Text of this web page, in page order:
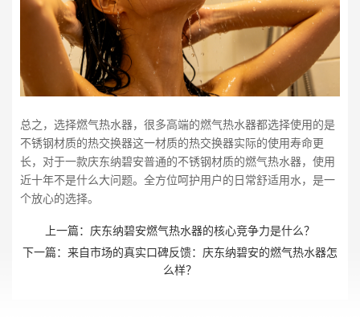
总之，选择燃气热水器，很多高端的燃气热水器都选择使用的是
不锈钢材质的热交换器这一材质的热交换器实际的使用寿命更
长，对于一款庆东纳碧安普通的不锈钢材质的燃气热水器，使用
近十年不是什么大问题。全方位呵护用户的日常舒适用水，是一
个放心的选择。
上一篇： 庆东纳碧安燃气热水器的核心竞争力是什么？
下一篇： 来自市场的真实口碑反馈：庆东纳碧安的燃气热水器怎
么样？